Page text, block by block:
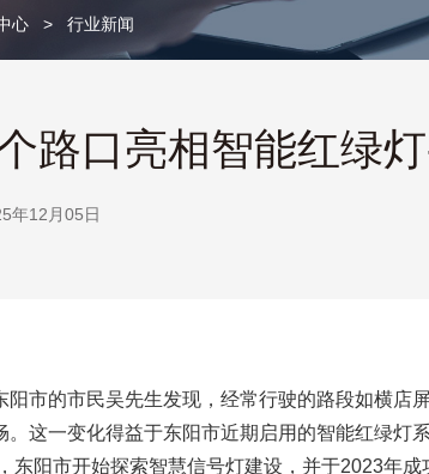
心 > 行业新闻
路口亮相智能红绿
年12月05日
阳市的市民吴先生发现，经常行驶的路段如横店
。这一变化得益于东阳市近期启用的智能红绿灯系
东阳市开始探索智慧信号灯建设，并于2023年